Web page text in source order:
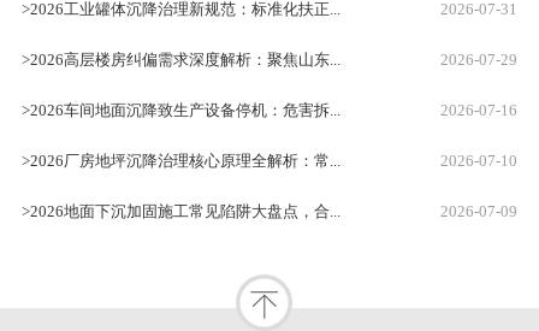
>2026工业罐体沉降治理新规范：标准化扶正... 2026-07-31
>2026高层楼房纠偏需求深度解析：聚焦山东... 2026-07-29
>2026车间地面沉降致生产设备停机：危害拆... 2026-07-16
>2026厂房地坪沉降治理核心原理全解析：常... 2026-07-10
>2026地面下沉加固施工常见陷阱大盘点，合... 2026-07-09